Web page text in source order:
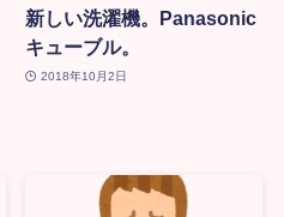
新しい洗濯機。Panasonic
キューブル。
2018年10月2日